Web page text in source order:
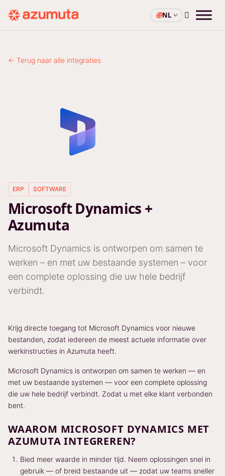
NL
← Terug naar alle integraties
ERP SOFTWARE
Microsoft Dynamics +
Azumuta
Microsoft Dynamics is ontworpen om samen te
werken – en met uw bestaande systemen – voor
een complete oplossing die uw hele bedrijf
verbindt.
Krijg directe toegang tot Microsoft Dynamics voor nieuwe
bestanden, zodat iedereen de meest actuele informatie over
werkinstructies in Azumuta heeft.
Microsoft Dynamics is ontworpen om samen te werken — en
met uw bestaande systemen — voor een complete oplossing
die uw hele bedrijf verbindt. Zodat u met elke klant verbonden
bent.
WAAROM MICROSOFT DYNAMICS MET
AZUMUTA INTEGREREN?
Bied meer waarde in minder tijd. Neem oplossingen snel in
gebruik — of breid bestaande uit — zodat uw teams sneller